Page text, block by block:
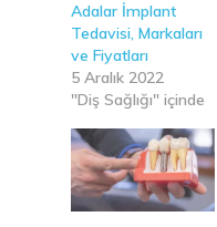
Adalar İmplant
Tedavisi, Markaları
ve Fiyatları
5 Aralık 2022
"Diş Sağlığı" içinde